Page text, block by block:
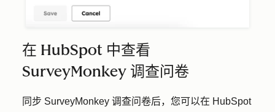
在 HubSpot 中查看
SurveyMonkey 调查问卷
同步 SurveyMonkey 调查问卷后，您可以在 HubSpot